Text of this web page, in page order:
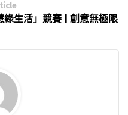
生活」競賽 | 創意無極限